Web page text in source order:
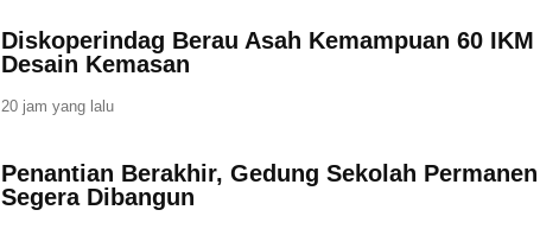
Diskoperindag Berau Asah Kemampuan 60
Desain Kemasan
20 jam yang lalu
Penantian Berakhir, Gedung Sekolah
Segera Dibangun